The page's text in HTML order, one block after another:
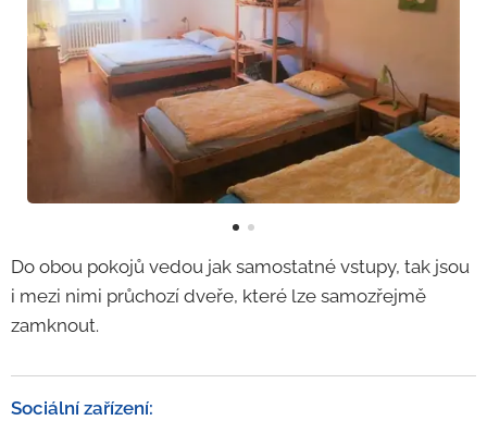
Do obou pokojů vedou jak samostatné vstupy, tak jsou
i mezi nimi průchozí dveře, které lze samozřejmě
zamknout.
Sociální zařízení: